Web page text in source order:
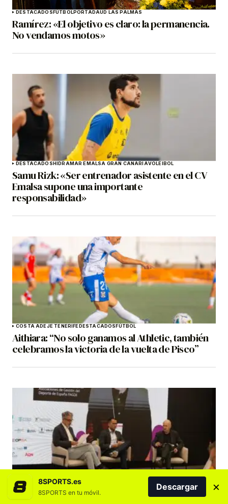
DESTACADOSFÚTBOLPORTADAUD LAS PALMAS
Ramírez: «El objetivo es claro: la permanencia.
No vendamos motos»
DESTACADOSHIDRAMAR EMALSA GRAN CANARIAVOLEIBOL
Samu Rizk: «Ser entrenador asistente en el CV
Emalsa supone una importante
responsabilidad»
COSTA ADEJE TENERIFEDESTACADOSFÚTBOL
Aithiara: “No solo ganamos al Athletic, también
celebramos la victoria de la vuelta de Pisco”
DESTACADOS
La inteligencia artificial y la digitalización, claves
del IX Congreso de ACAGEDE el 1 y 2 de octubre
8SPORTS.es
8SPORTS en tu móvil.
Descargar ×